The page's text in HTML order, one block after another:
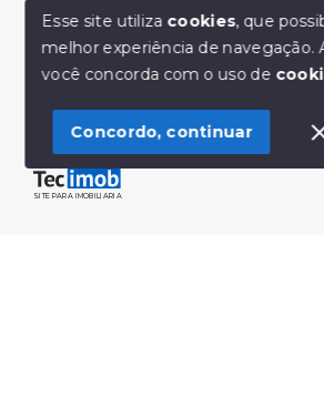
Olá! Estamos
Facebook
Youtube
© Copyright 2026 - Sérgio Silveira
direitos reservados
SITE PARA IMOBILIARIA
Esse site utiliza cookies, que
melhor experiência de navegação.
você concorda com o uso de
Concordo, continuar